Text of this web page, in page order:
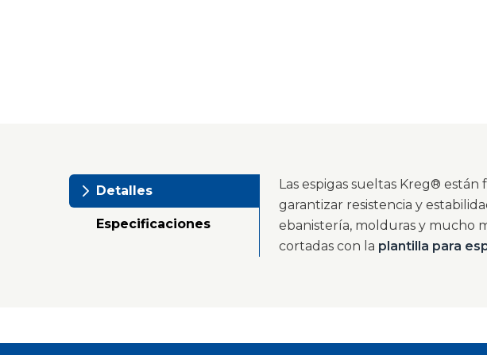
Detalles
Especificaciones
Las espigas sueltas Kreg®
garantizar resistencia y
ebanistería, molduras y mucho
cortadas con la plantilla para